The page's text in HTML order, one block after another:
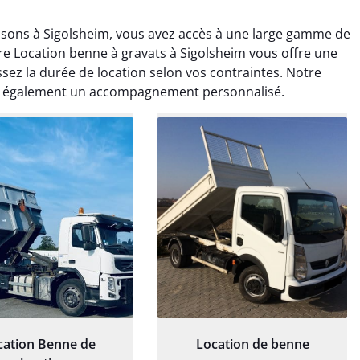
à Sigolsheim, vous avez accès à une large gamme de
Location benne à gravats à Sigolsheim vous offre une
la durée de location selon vos contraintes. Notre
un accompagnement personnalisé.
Benne de
Location de benne
Bonnet
21 juin 2024
de terrassement
à Var était
L'équipe a
manière efficace
laissant
impeccable et
notre nouveau
d'aménagement
paysager.
Elisa Barreau
6 avril 2025
Parfait pour évacuer les
gravats de mon chantier.
Service rapide et efficace. Je
recommande sans
hésitation.